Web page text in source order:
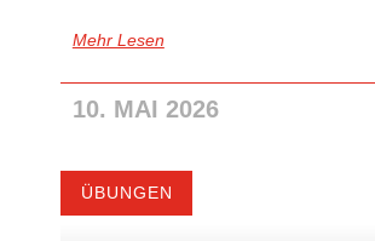
Mehr Lesen
10. MAI 2026
ÜBUNGEN